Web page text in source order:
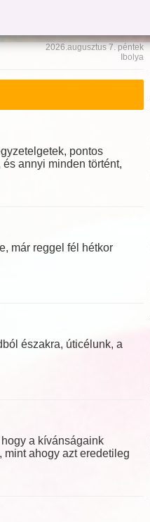
2026.augusztus 7. péntek
Ibolya
pontos
annyi minden történt,
már reggel fél hétkor
északra, úticélunk, a
a kívánságaink
ahogy azt eredetileg